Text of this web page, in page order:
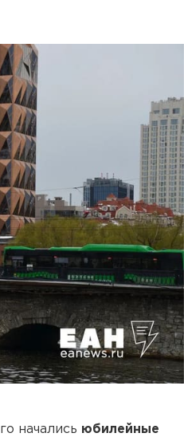
начались юбилейные